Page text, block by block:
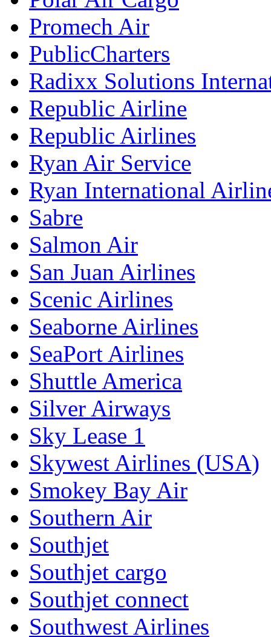
Promech Air
PublicCharters
Radixx Solutions
Republic Airline
Republic Airlines
Ryan Air Service
Ryan International
Sabre
Salmon Air
San Juan Airlines
Scenic Airlines
Seaborne Airlines
SeaPort Airlines
Shuttle America
Silver Airways
Sky Lease 1
Skywest Airlines (USA)
Smokey Bay Air
Southern Air
Southjet
Southjet cargo
Southjet connect
Southwest Airlines